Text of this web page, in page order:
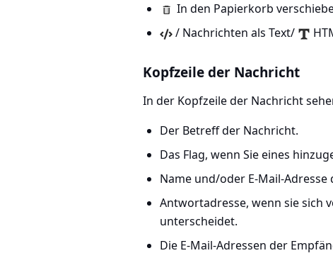
In den Papierkorb
/ Nachrichten als Text/
Kopfzeile der Nachricht
In der Kopfzeile der Nachricht
Der Betreff der Nachricht.
Das Flag, wenn Sie eines
Name und/oder E-Mail-Adresse
Antwortadresse, wenn sie sich
unterscheidet.
Die E-Mail-Adressen der